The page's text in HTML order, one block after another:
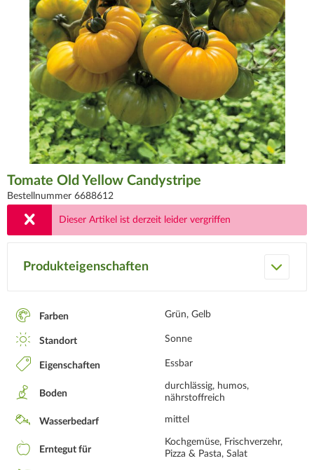
Tomate Old Yellow Candystripe
Bestellnummer 6688612
Dieser Artikel ist derzeit leider vergriffen
Produkteigenschaften
Farben Grün, Gelb
Standort Sonne
Eigenschaften Essbar
Boden
durchlässig, humos,
nährstoffreich
Wasserbedarf mittel
Erntegut für
Kochgemüse, Frischverzehr,
Pizza & Pasta, Salat